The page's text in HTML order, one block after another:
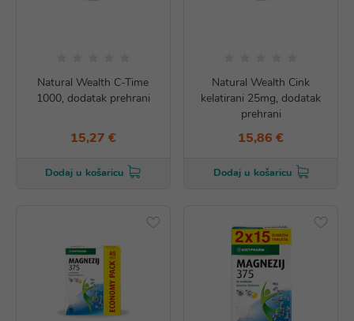
Natural Wealth C-Time
1000, dodatak prehrani
15,27 €
Dodaj u košaricu
Natural Wealth Cink
kelatirani 25mg, dodatak
prehrani
15,86 €
Dodaj u košaricu